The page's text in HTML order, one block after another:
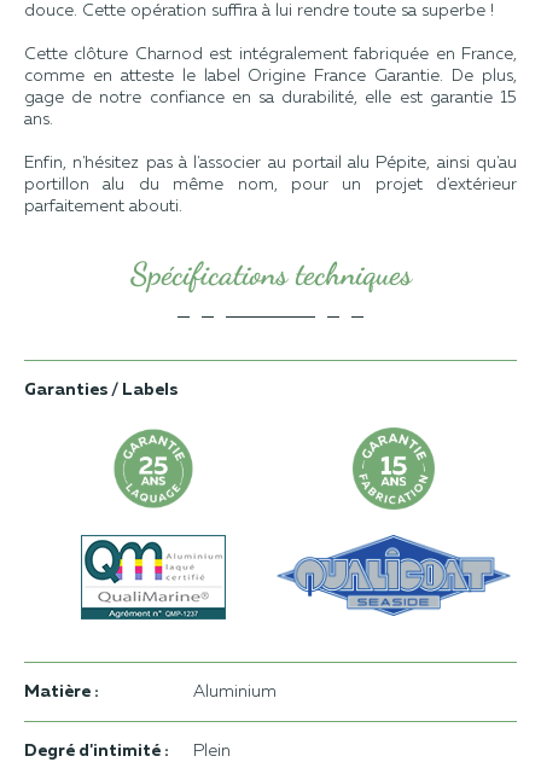
douce. Cette opération suffira à lui rendre toute sa superbe !
Cette clôture Charnod est intégralement fabriquée en France,
comme en atteste le label Origine France Garantie. De plus,
gage de notre confiance en sa durabilité, elle est garantie 15
ans.
Enfin, n'hésitez pas à l'associer au portail alu Pépite, ainsi qu'au
portillon alu du même nom, pour un projet d'extérieur
parfaitement abouti.
Spécifications techniques
Garanties / Labels
Matière : Aluminium
Degré d'intimité : Plein